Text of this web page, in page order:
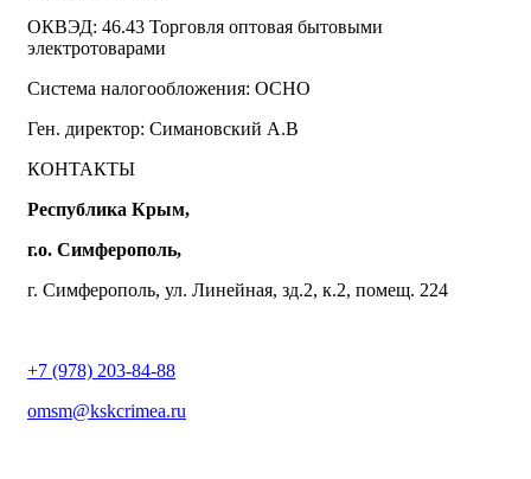
ОКВЭД: 46.43 Торговля оптовая бытовыми
электротоварами
Система налогообложения: ОСНО
Ген. директор: Симановский А.В
КОНТАКТЫ
Республика Крым,
г.о. Симферополь,
г. Симферополь, ул. Линейная, зд.2, к.2, помещ. 224
+7 (978) 203-84-88
omsm@kskcrimea.ru